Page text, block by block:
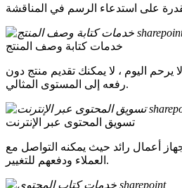
خدمات كتابة وصف المنتج
اليوم ، لا يمكنك تقديم منتج دون
رفعه إلى المستوى المثالي.
تسويق المحتوى عبر الإنترنت
أعمال رائد حيث يمكنه التواصل مع
العملاء ودفعهم للتغيير.